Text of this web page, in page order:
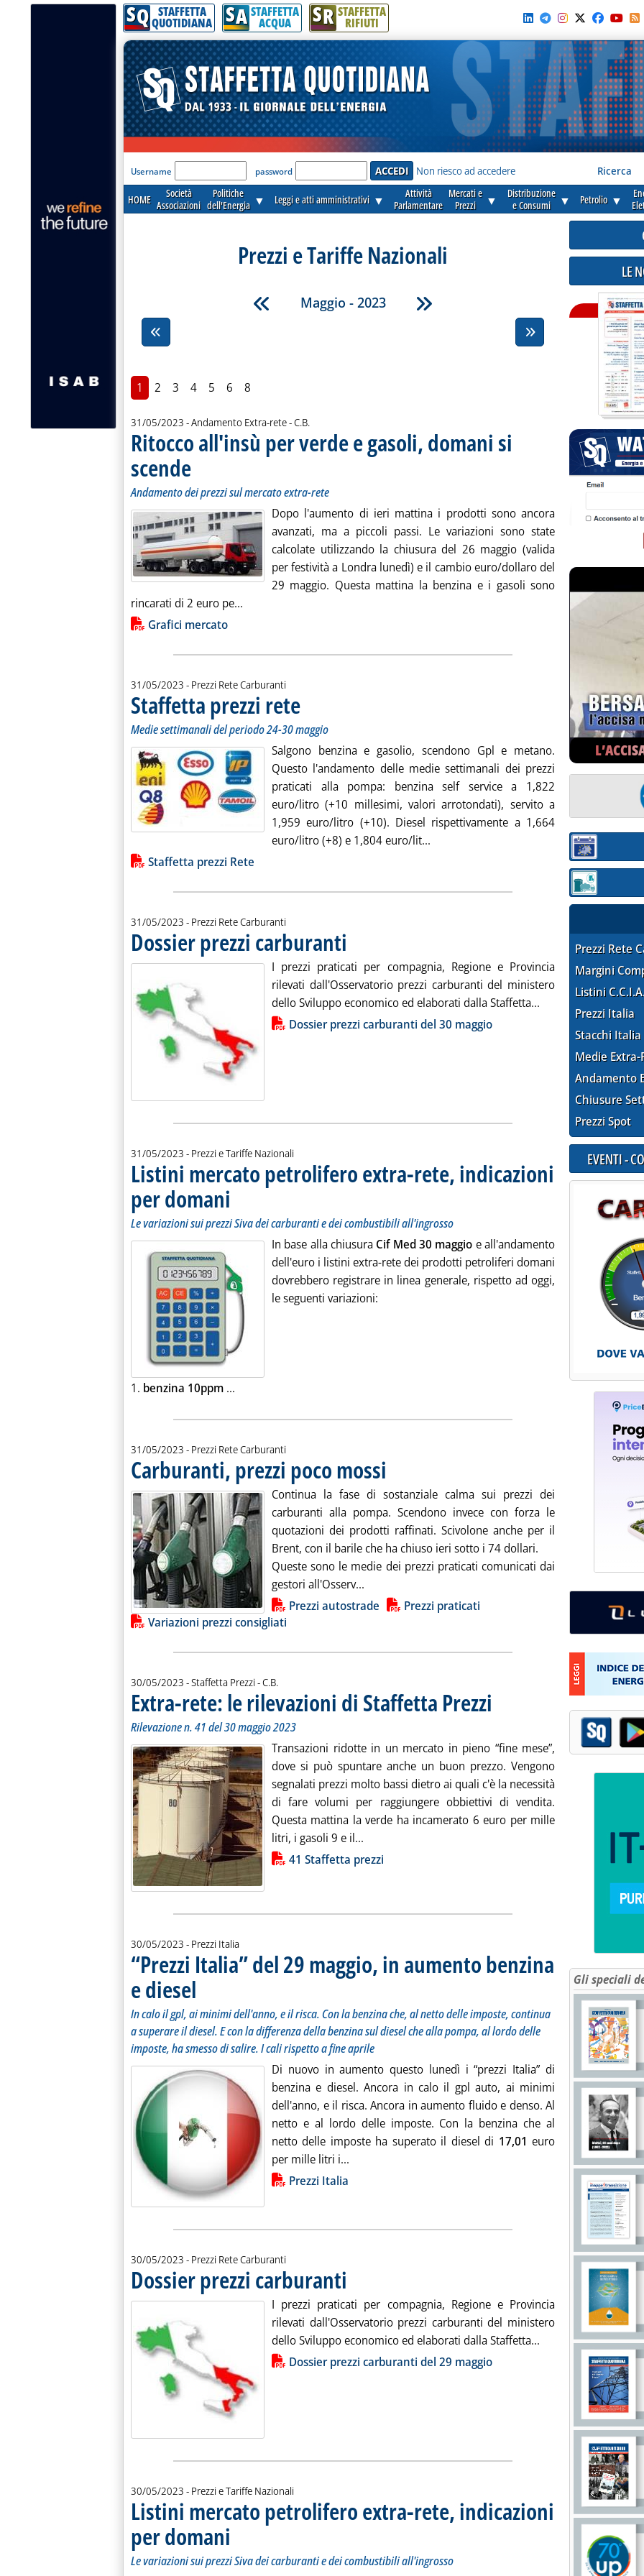
SQ STAFFETTA
QUOTIDIANA SA STAFFETTA
ACQUA SR STAFFETTA
RIFIUTI
'Modulo Login per accedere'
Username password Non riesco ad accedere Ricerca
HOME
Società
Associazioni
Politiche
dell'Energia ▼ Leggi e atti amministrativi ▼
Attività
Parlamentare
Mercati e
Prezzi
▼
Distribuzione
e Consumi
▼ Petrolio ▼
Prezzi e Tariffe Nazionali
Maggio - 2023
1 2 3 4 5 6 8
31/05/2023 - Andamento Extra-rete -di:
C.B.
Ritocco all'insù per verde e gasoli, domani si
scende . Sottotitolo: Andamento dei prezzi sul mercato extra-rete
. Pubblicata mercoledì 31 maggio 2023 alle 12.19.
Andamento dei prezzi sul mercato extra-rete
Dopo l'aumento di ieri mattina i prodotti sono ancora
avanzati, ma a piccoli passi. Le variazioni sono state
calcolate utilizzando la chiusura del 26 maggio (valida
per festività a Londra lunedì) e il cambio euro/dollaro del
29 maggio. Questa mattina la benzina e i gasoli sono
rincarati di 2 euro pe... Leggi tutta la notizia: 'Ritocco all'insù per verde e gasoli, domani si scende'
Lista allegati PDF alla notizia
Grafici mercato
31/05/2023 - Prezzi Rete Carburanti
Staffetta prezzi rete
Medie settimanali del periodo 24-30 maggio
Salgono benzina e gasolio, scendono Gpl e metano.
Questo l'andamento delle medie settimanali dei prezzi
praticati alla pompa: benzina self service a 1,822
euro/litro (+10 millesimi, valori arrotondati), servito a
1,959 euro/litro (+10). Diesel rispettivamente a 1,664
euro/litro (+8) e 1,804 euro/lit... Leggi tutta la notizia: 'Staffetta prezzi rete'
Lista allegati PDF alla notizia
Staffetta prezzi Rete
31/05/2023 - Prezzi Rete Carburanti
Dossier prezzi carburanti
I prezzi praticati per compagnia, Regione e Provincia
rilevati dall'Osservatorio prezzi carburanti del ministero
dello Sviluppo economico ed elaborati dalla Staffetta... Leggi tutta la
Lista allegati PDF alla notiziaDossier prezzi carburanti del 30 maggio
31/05/2023 - Prezzi e Tariffe Nazionali
Listini mercato petrolifero extra-rete, indicazioni
per domani . Sottotitolo: Le variazioni sui prezzi Siva dei carburanti e dei combustibili all'ingrosso
. Pubblicata mercoledì 31 maggio 2023 alle 9.7.
Le variazioni sui prezzi Siva dei carburanti e dei combustibili all'ingrosso
In base alla chiusura Cif Med 30 maggio e all'andamento
dell'euro i listini extra-rete dei prodotti petroliferi domani
dovrebbero registrare in linea generale, rispetto ad oggi,
le seguenti variazioni:
1. benzina 10ppm ...
31/05/2023 - Prezzi Rete Carburanti
Carburanti, prezzi poco mossi
Continua la fase di sostanziale calma sui prezzi dei
carburanti alla pompa. Scendono invece con forza le
quotazioni dei prodotti raffinati. Scivolone anche per il
Brent, con il barile che ha chiuso ieri sotto i 74 dollari.
Queste sono le medie dei prezzi praticati comunicati dai
gestori all'Osserv...
Lista allegati PDF alla notiziaPrezzi autostrade
Prezzi praticati
Variazioni prezzi consigliati
30/05/2023 - Staffetta Prezzi -di:
C.B.
Extra-rete: le rilevazioni di Staffetta Prezzi . Sottotitolo: Rilevazione n. 41 del 30 maggio
. Pubblicata martedì 30 maggio 2023 alle
Rilevazione n. 41 del 30 maggio 2023
Transazioni ridotte in un mercato in pieno “fine mese”,
dove si può spuntare anche un buon prezzo. Vengono
segnalati prezzi molto bassi dietro ai quali c'è la necessità
di fare volumi per raggiungere obbiettivi di vendita.
Questa mattina la verde ha incamerato 6 euro per mille
litri, i gasoli 9 e il... Leggi tutta la notizia: 'Extra-rete: le rilevazioni di
Lista allegati PDF alla notizia41 Staffetta prezzi
30/05/2023 - Prezzi Italia
“Prezzi Italia” del 29 maggio, in aumento benzina
e diesel . Sottotitolo: In calo il gpl, ai minimi dell'anno, e il risca. Con la benzina che, al netto delle imposte, continua a superare il
. Pubblicata martedì 30 maggio 2023 alle 13.18.
In calo il gpl, ai minimi dell'anno, e il risca. Con la benzina che, al netto delle imposte, continua
a superare il diesel. E con la differenza della benzina sul diesel che alla pompa, al lordo delle
imposte, ha smesso di salire. I cali rispetto a fine aprile
Di nuovo in aumento questo lunedì i “prezzi Italia” di
benzina e diesel. Ancora in calo il gpl auto, ai minimi
dell'anno, e il risca. Ancora in aumento fluido e denso. Al
netto e al lordo delle imposte. Con la benzina che al
netto delle imposte ha superato il diesel di 17,01 euro
per mille litri i... Leggi tutta la notizia: '“Prezzi Italia” del 29 maggio, in
Lista allegati PDF alla notizia
Prezzi Italia
30/05/2023 - Prezzi Rete Carburanti
Dossier prezzi carburanti
I prezzi praticati per compagnia, Regione e Provincia
rilevati dall'Osservatorio prezzi carburanti del ministero
dello Sviluppo economico ed elaborati dalla Staffetta... Leggi tutta la
Lista allegati PDF alla notiziaDossier prezzi carburanti del 29 maggio
30/05/2023 - Prezzi e Tariffe Nazionali
Listini mercato petrolifero extra-rete, indicazioni
per domani . Sottotitolo: Le variazioni sui prezzi Siva dei carburanti e dei combustibili all'ingrosso
. Pubblicata martedì 30 maggio 2023 alle 9.21.
Le variazioni sui prezzi Siva dei carburanti e dei combustibili all'ingrosso
LE
Sezione:
Sezione:
Prezzi Rete
Margini
Listini
Prezzi Italia
Stacchi Italia
Medie Extra-
Andamento
Chiusure
Prezzi Spot
EVENTI -
Gli speciali